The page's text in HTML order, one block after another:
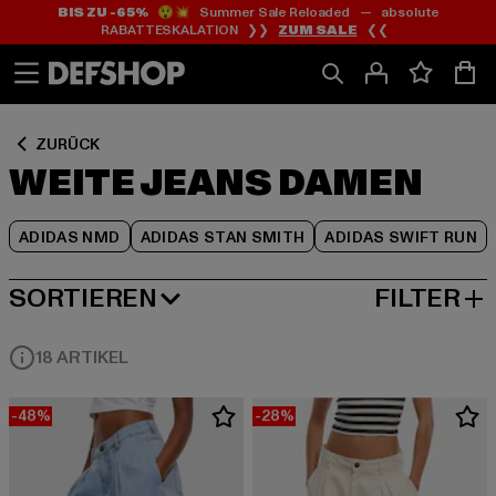
Zum
Inhalt
springen
Zum
Fußzeile
springen
BIS ZU -65%😲💥 Summer Sale Reloaded — absolute
RABATTESKALATION ❯❯ ZUM SALE ❮❮
ZURÜCK
WEITE JEANS DAMEN
ADIDAS NMD ADIDAS STAN SMITH ADIDAS SWIFT RUN
Zum
Produktraster
springen
SORTIEREN
BELIEBTESTE FILTER
18 ARTIKEL
-48% -28%